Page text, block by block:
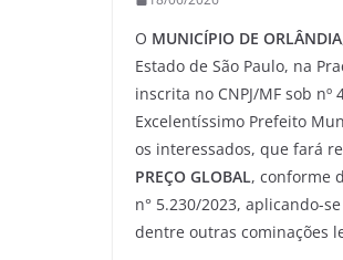
O MUNICÍPIO DE ORLÂNDIA
Estado de São Paulo, na
inscrita no CNPJ/MF sob
Excelentíssimo Prefeito
os interessados, que fará
PREÇO GLOBAL, conforme
n° 5.230/2023, aplicando-
dentre outras cominações